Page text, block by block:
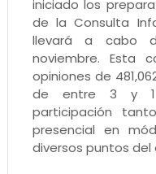
iniciado los
de la Consulta
llevará a cabo
noviembre. Esta
opiniones de
de entre 3 y
participación
presencial en
diversos puntos del